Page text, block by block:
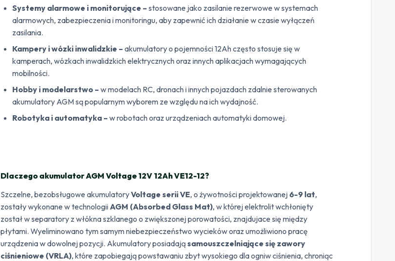
Systemy alarmowe i monitorujące – stosowane jako zasilanie rezerwowe w systemach
alarmowych, zabezpieczenia i monitoringu, aby zapewnić ich działanie w czasie wyłączeń
zasilania.
Kampery i wózki inwalidzkie –akumulatory o pojemności 12Ah często stosuje się w
kamperach, wózkach inwalidzkich elektrycznych oraz innych aplikacjach wymagających
mobilności.
Hobby i modelarstwo – w modelach RC, dronach i innych pojazdach zdalnie sterowanych
akumulatory AGM są popularnym wyborem ze względu na ich wydajność.
Robotyka i automatyka – w robotach oraz urządzeniach automatyki domowej.
Dlaczego akumulator AGM Voltage 12V 12Ah VE12-12?
Szczelne, bezobsługowe akumulatoryVoltage serii VE, o żywotności projektowanej 6-9 lat,
zostały wykonane w technologii AGM (Absorbed Glass Mat), w której elektrolit wchłonięty
został w separatory z włókna szklanego o zwiększonej porowatości, znajdujace się między
płytami. Wyeliminowano tym samym niebezpieczeństwo wycieków oraz umożliwiono pracę
urządzenia w dowolnej pozycji. Akumulatory posiadająsamouszczelniające się zawory
ciśnieniowe (VRLA), które zapobiegają powstawaniu zbyt wysokiego dla ogniw ciśnienia, chroniąc